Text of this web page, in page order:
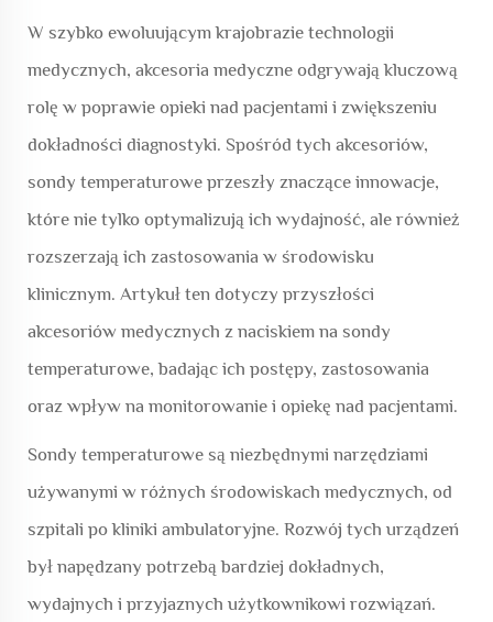
W szybko ewoluującym krajobrazie technologii
medycznych, akcesoria medyczne odgrywają kluczową
rolę w poprawie opieki nad pacjentami i zwiększeniu
dokładności diagnostyki. Spośród tych akcesoriów,
sondy temperaturowe przeszły znaczące innowacje,
które nie tylko optymalizują ich wydajność, ale również
rozszerzają ich zastosowania w środowisku
klinicznym. Artykuł ten dotyczy przyszłości
akcesoriów medycznych z naciskiem na sondy
temperaturowe, badając ich postępy, zastosowania
oraz wpływ na monitorowanie i opiekę nad pacjentami.
Sondy temperaturowe są niezbędnymi narzędziami
używanymi w różnych środowiskach medycznych, od
szpitali po kliniki ambulatoryjne. Rozwój tych urządzeń
był napędzany potrzebą bardziej dokładnych,
wydajnych i przyjaznych użytkownikowi rozwiązań.